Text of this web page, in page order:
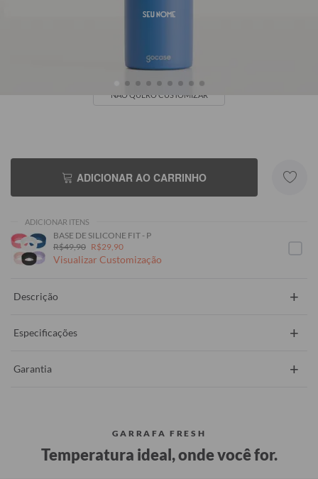
Seu Nome
NÃO QUERO CUSTOMIZAR
ADICIONAR AO CARRINHO
ADICIONAR ITENS
BASE DE SILICONE FIT - P
R$49,90 R$29,90
Visualizar Customização
Descrição +
Especificações +
Garantia +
GARRAFA FRESH
Temperatura ideal, onde você for.